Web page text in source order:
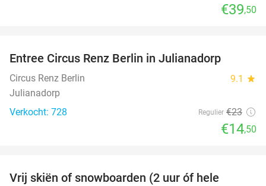
€39,50
Entree Circus Renz Berlin in Julianadorp
Circus Renz Berlin 9.1 star
Julianadorp
Verkocht: 728
Regulier €23
€14,50
Vrij skiën of snowboarden (2 uur óf hele